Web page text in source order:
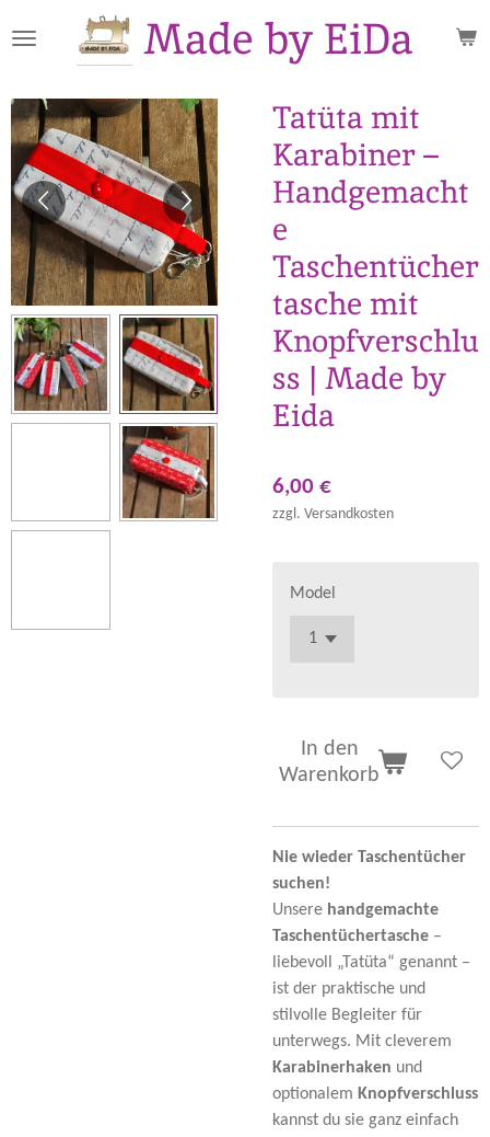
Hauptinhalt
Made by EiDa
Tatüta mit
Karabiner –
Handgemacht
e
Taschentücher
tasche mit
Knopfverschlu
ss | Made by
Eida
6,00 €
zzgl. Versandkosten
Model
In den
Warenkorb
Nie wieder Taschentücher
suchen!
Unsere handgemachte
Taschentüchertasche –
liebevoll „Tatüta“ genannt –
ist der praktische und
stilvolle Begleiter für
unterwegs. Mit cleverem
Karabinerhaken und
optionalem Knopfverschluss
kannst du sie ganz einfach